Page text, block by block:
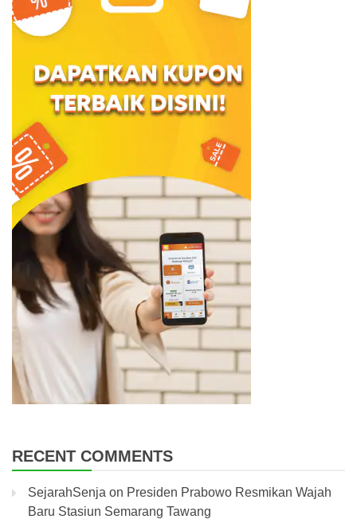
RECENT COMMENTS
SejarahSenja on Presiden Prabowo Resmikan Wajah
Baru Stasiun Semarang Tawang